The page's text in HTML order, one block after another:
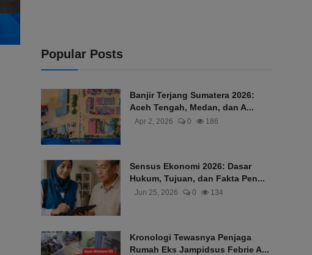
Popular Posts
Banjir Terjang Sumatera 2026:
Aceh Tengah, Medan, dan A...
Apr 2, 2026 0 186
Sensus Ekonomi 2026: Dasar
Hukum, Tujuan, dan Fakta Pen...
Jun 25, 2026 0 134
Kronologi Tewasnya Penjaga
Rumah Eks Jampidsus Febrie A...